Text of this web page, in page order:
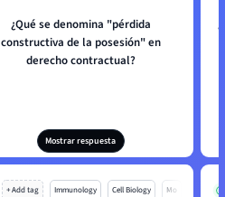
¿Qué se denomina "pérdida
constructiva de la posesión" en
derecho contractual?
Mostrar respuesta
+ Add tag Immunology Cell Biology Mo